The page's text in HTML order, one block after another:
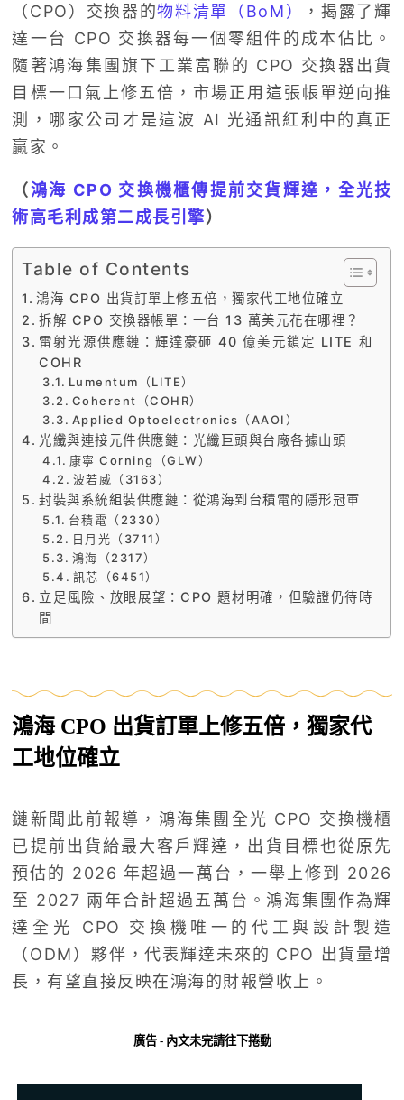
（CPO）交換器的物料清單（BoM）
，揭露了輝
達一台 CPO 交換器每一個零組件的成本佔比。
隨著鴻海集團旗下工業富聯的 CPO 交換器出貨
目標一口氣上修五倍，市場正用這張帳單逆向推
測，哪家公司才是這波 AI 光通訊紅利中的真正
贏家。
（鴻海 CPO 交換機櫃傳提前交貨輝達，全光技
術高毛利成第二成長引擎）
Table of Contents
鴻海 CPO 出貨訂單上修五倍，獨家代工地位確立
拆解 CPO 交換器帳單：一台 13 萬美元花在哪裡？
雷射光源供應鏈：輝達豪砸 40 億美元鎖定 LITE 和
COHR
Lumentum（LITE）
Coherent（COHR）
Applied Optoelectronics（AAOI）
光纖與連接元件供應鏈：光纖巨頭與台廠各據山頭
康寧 Corning（GLW）
波若威（3163）
封裝與系統組裝供應鏈：從鴻海到台積電的隱形冠軍
台積電（2330）
日月光（3711）
鴻海（2317）
訊芯（6451）
立足風險、放眼展望：CPO 題材明確，但驗證仍待時
間
鴻海 CPO 出貨訂單上修五倍，獨家代
工地位確立
鏈新聞此前報導，鴻海集團全光 CPO 交換機櫃
已提前出貨給最大客戶輝達，出貨目標也從原先
預估的 2026 年超過一萬台，一舉上修到 2026
至 2027 兩年合計超過五萬台。鴻海集團作為輝
達全光 CPO 交換機唯一的代工與設計製造
（ODM）夥伴，代表輝達未來的 CPO 出貨量增
長，有望直接反映在鴻海的財報營收上。
廣告 - 內文未完請往下捲動